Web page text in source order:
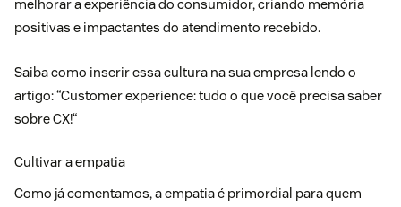
melhorar a experiência do consumidor, criando memória
positivas e impactantes do atendimento recebido.
Saiba como inserir essa cultura na sua empresa lendo o
artigo: “Customer experience: tudo o que você precisa saber
sobre CX!“
Cultivar a empatia
Como já comentamos, a empatia é primordial para quem